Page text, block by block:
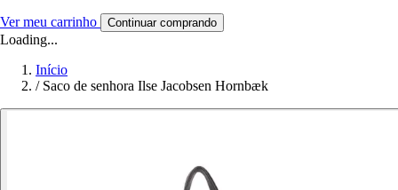
Ver meu carrinho Continuar comprando
Loading...
Início
/ Saco de senhora Ilse Jacobsen Hornbæk